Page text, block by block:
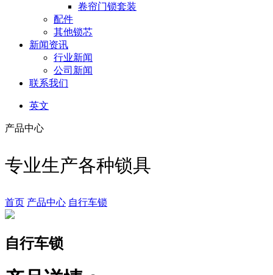
卷帘门锁套装
配件
其他锁芯
新闻资讯
行业新闻
公司新闻
联系我们
英文
产品中心
专业生产各种锁具
首页 产品中心 自行车锁
自行车锁